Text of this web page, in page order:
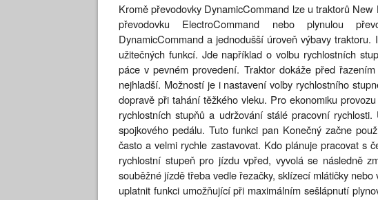
Kromě převodovky DynamicCommand lze u traktorů
převodovku ElectroCommand nebo plynulou
DynamicCommand a jednodušší úroveň výbavy
užitečných funkcí. Jde například o volbu rychlostních
páce v pevném provedení. Traktor dokáže před
nejhladší. Možností je i nastavení volby rychlostního
dopravě při tahání těžkého vleku. Pro ekonomiku
rychlostních stupňů a udržování stálé pracovní
spojkového pedálu. Tuto funkci pan Konečný začne
často a velmi rychle zastavovat. Kdo plánuje pracovat s
rychlostní stupeň pro jízdu vpřed, vyvolá se následně
souběžné jízdě třeba vedle řezačky, sklízecí mlátičky
uplatnit funkci umožňující při maximálním sešlápnutí